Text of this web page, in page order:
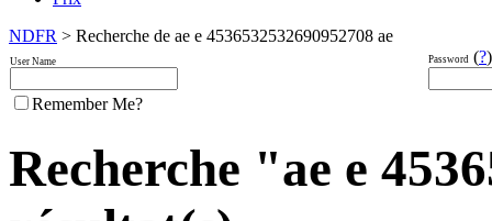
NDFR > Recherche de ae e 4536532532690952708 ae
User Name Password (?)
Remember Me?
Recherche "ae e